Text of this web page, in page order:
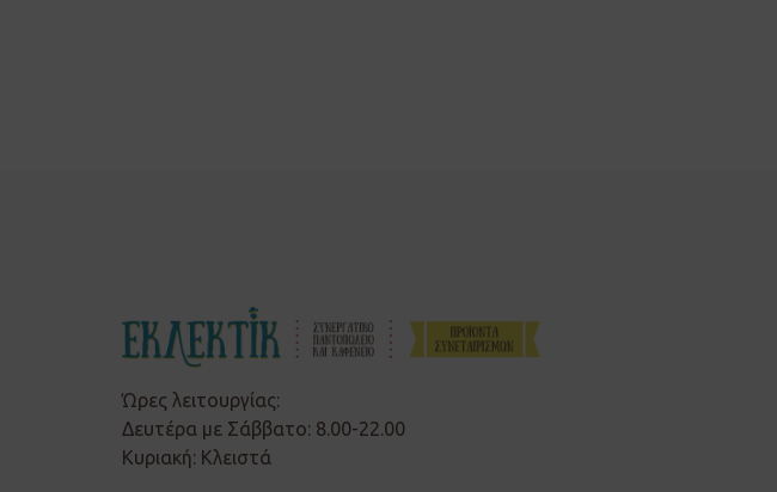
Ώρες λειτουργίας:
Δευτέρα με Σάββατο: 8.00-22.00
Κυριακή: Κλειστά